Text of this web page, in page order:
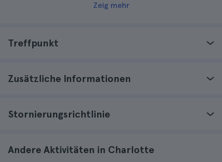
Zeig mehr
Treffpunkt
Zusätzliche Informationen
Stornierungsrichtlinie
Andere Aktivitäten in Charlotte